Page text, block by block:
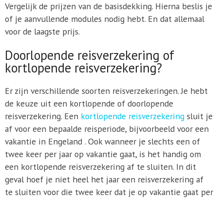
Vergelijk de prijzen van de basisdekking. Hierna beslis je
of je aanvullende modules nodig hebt. En dat allemaal
voor de laagste prijs.
Doorlopende reisverzekering of
kortlopende reisverzekering?
Er zijn verschillende soorten reisverzekeringen. Je hebt
de keuze uit een kortlopende of doorlopende
reisverzekering. Een kortlopende reisverzekeringsluit je
af voor een bepaalde reisperiode, bijvoorbeeld voor een
vakantie in Engeland . Ook wanneer je slechts een of
twee keer per jaar op vakantie gaat, is het handig om
een kortlopende reisverzekering af te sluiten. In dit
geval hoef je niet heel het jaar een reisverzekering af
te sluiten voor die twee keer dat je op vakantie gaat per